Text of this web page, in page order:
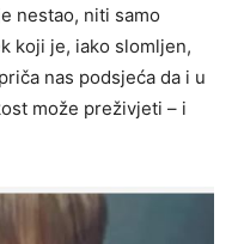
nestao, niti samo
koji je, iako slomljen,
nas podsjeća da i u
može preživjeti – i